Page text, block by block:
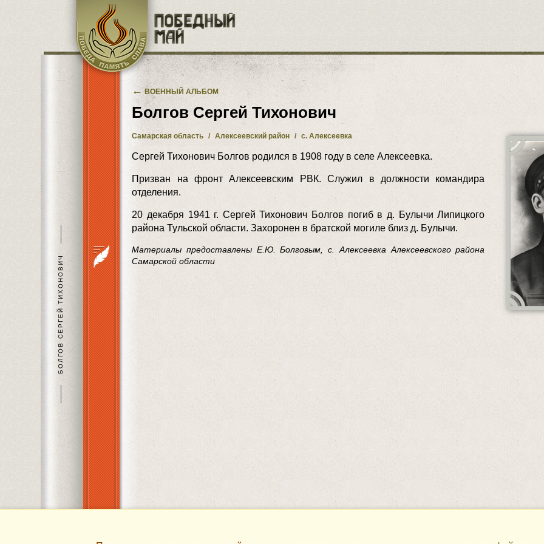
Перейти к основному содержанию
БОЛГОВ СЕРГЕЙ ТИХОНОВИЧ
←ВОЕННЫЙ АЛЬБОМ
Болгов Сергей Тихонович
Самарская область / Алексеевский район / с. Алексеевка
Сергей Тихонович Болгов родился в 1908 году в селе Алексеевка.
Призван на фронт Алексеевским РВК. Служил в должности командира
отделения.
20 декабря 1941 г. Сергей Тихонович Болгов погиб в д. Булычи Липицкого
района Тульской области. Захоронен в братской могиле близ д. Булычи.
Материалы предоставлены Е.Ю. Болговым, с. Алексеевка Алексеевского района
Самарской области